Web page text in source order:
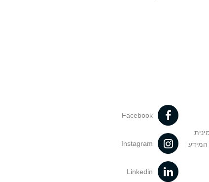
המידע
Facebook
Instagram
Linkedin